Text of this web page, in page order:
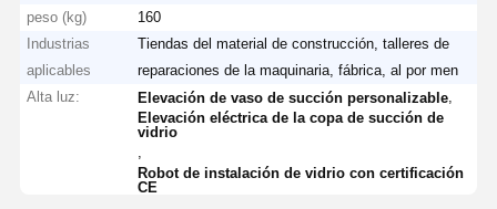
Fábrica
Calidad
Noticias
peso (kg)
160
Industrias
aplicables
Tiendas del material de construcción, talleres de
reparaciones de la maquinaria, fábrica, al por men
Alta luz:
Elevación de vaso de succión personalizable
Elevación eléctrica de la copa de succión de
vidrio
Robot de instalación de vidrio con certificación
CE